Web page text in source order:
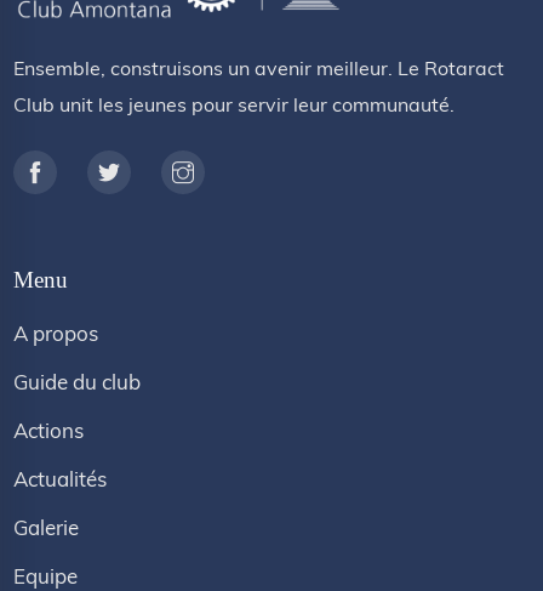
Ensemble, construisons un avenir meilleur. Le Rotaract
Club unit les jeunes pour servir leur communauté.
Menu
A propos
Guide du club
Actions
Actualités
Galerie
Equipe